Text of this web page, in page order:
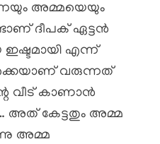
അമ്മയെയും
ദീപക് ഏട്ടൻ
എന്ന്
വരുന്നത്
വീട് കാണാൻ
അത് കേട്ടതും അമ്മ
അമ്മ